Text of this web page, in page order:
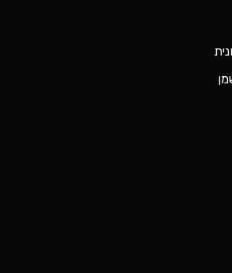
מתפשטת
טריליון דולר למרות ירידה בהכנסות?